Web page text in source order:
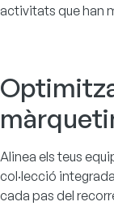
activitats que han
Alinea els teus
col·lecció
cada pas del